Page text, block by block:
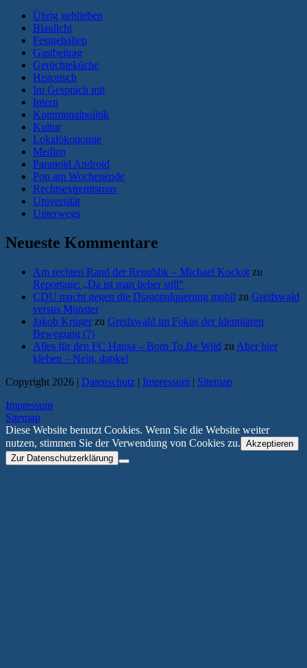
Übrig geblieben
Blaulicht
Festgehalten
Gastbeitrag
Gerüchteküche
Historisch
Im Gespräch mit
Intern
Kommunalpolitik
Kultur
Lokalökonomie
Medien
Paranoid Android
Pop am Wochenende
Rechtsextremismus
Universität
Unterwegs
Neueste Kommentare
Am rechten Rand der Republik – Michael Kockot zu
Reportage: „Da ist man lieber still“
CDU macht gegen die Diagonalquerung mobil zu Greifswald
versus Münster
Jakob Krüger zu Greifswald im Fokus der Identitären
Bewegung (?)
Alles für den FC Hansa – Born To Be Wild zu Aber hier
kleben – Nein, danke!
Copyright 2026 | Datenschutz | Impressum | Sitemap
Impressum
Sitemap
Diese Website benutzt Cookies. Wenn Sie die Website weiter
nutzen, stimmen Sie der Verwendung von Cookies zu. Akzeptieren
Zur Datenschutzerklärung